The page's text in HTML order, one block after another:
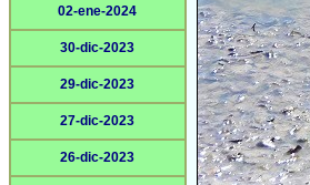
02-ene-2024
30-dic-2023
29-dic-2023
27-dic-2023
26-dic-2023